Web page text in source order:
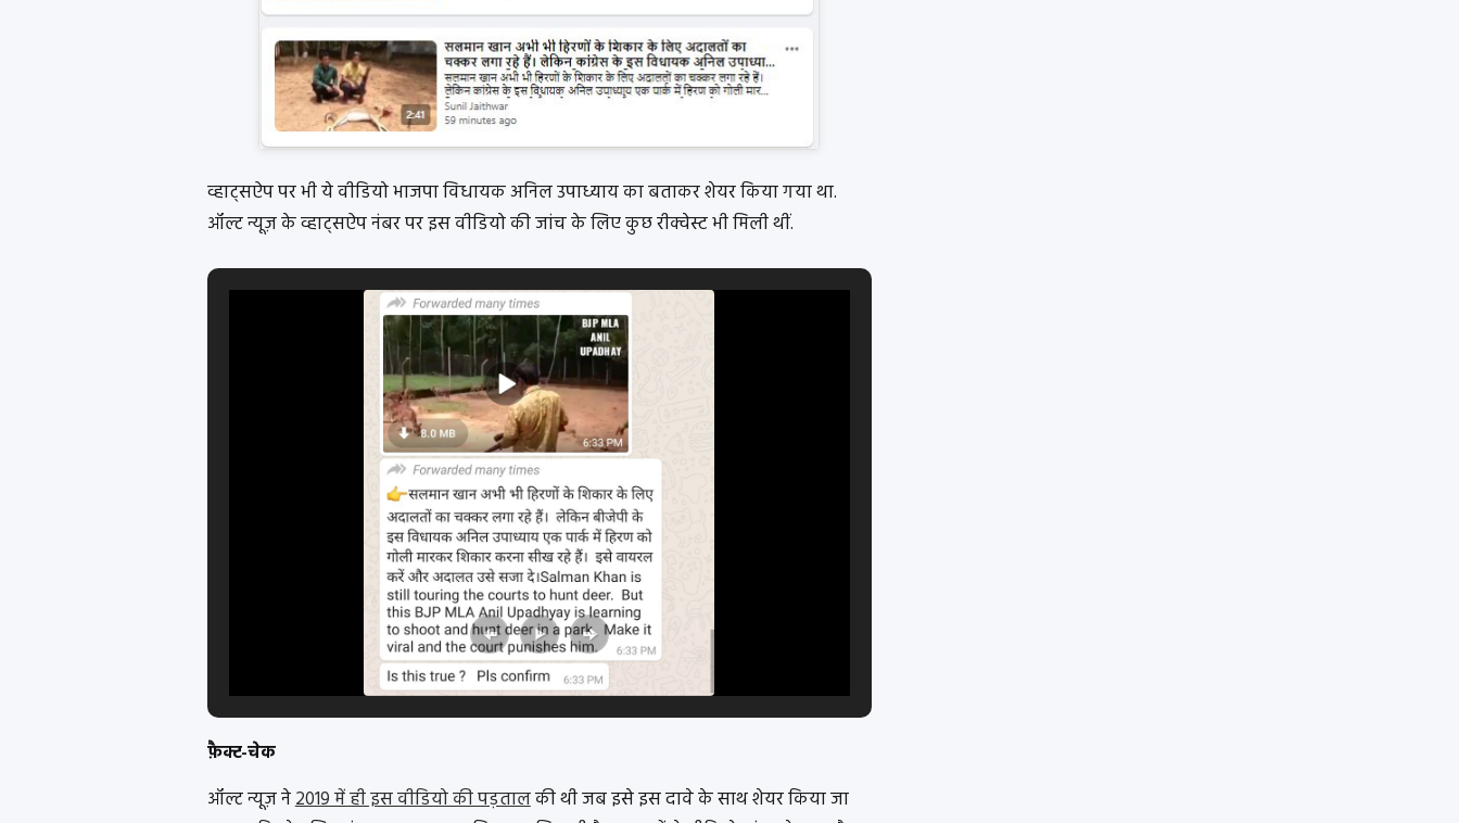
व्हाट्सऐप पर भी ये वीडियो भाजपा विधायक अनिल उपाध्याय का बताकर शेयर किया गया था.
ऑल्ट न्यूज़ के व्हाट्सऐप नंबर पर इस वीडियो की जांच के लिए कुछ रीक्वेस्ट भी मिली थीं.
फ़ैक्ट-चेक
ऑल्ट न्यूज़ ने2019 में ही इस वीडियो की पड़तालकी थी जब इसे इस दावे के साथ शेयर किया जा